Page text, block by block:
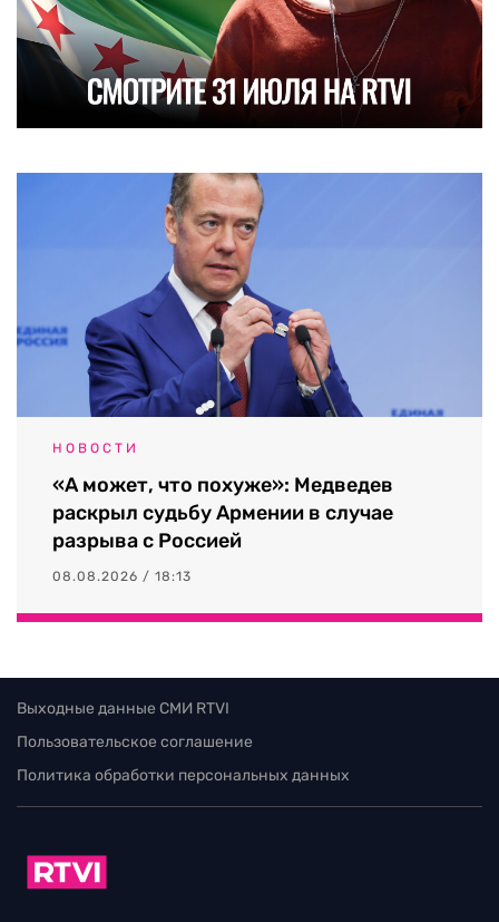
НОВОСТИ
«А может, что похуже»: Медведев
раскрыл судьбу Армении в случае
разрыва с Россией
08.08.2026 / 18:13
Выходные данные СМИ RTVI
Пользовательское соглашение
Политика обработки персональных данных